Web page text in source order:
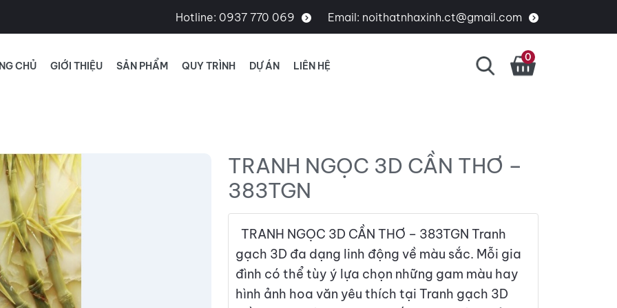
Hotline: 0937 770 069 Email: noithatnhaxinh.ct@gmail.com
CHỦ GIỚI THIỆU SẢN PHẨM QUY TRÌNH DỰ ÁN LIÊN HỆ
0
TRANH NGỌC 3D CẦN THƠ –
383TGN
TRANH NGỌC 3D CẦN THƠ – 383TGN Tranh
gạch 3D đa dạng linh động về màu sắc. Mỗi gia
đình có thể tùy ý lựa chọn những gam màu hay
hình ảnh hoa văn yêu thích tại Tranh gạch 3D